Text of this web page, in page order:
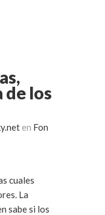
de los
en Fon
cuales
La